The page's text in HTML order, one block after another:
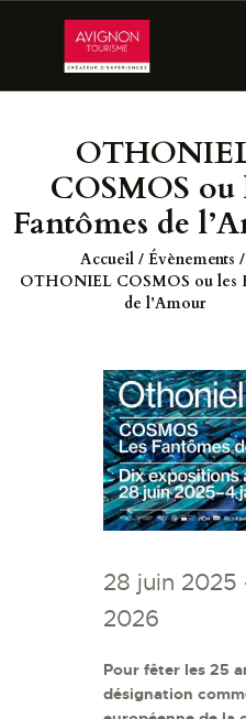
COSMOS ou
Fantômes de
Accueil
Évènements
OTHONIEL COSMOS ou les
de l’Amour
ACCUEIL
RÉSERVER
PRÉPARER
700 ANS
LES JARDINS
LES
PALAIS
AGENDA
28 juin 2025
2026
Pour fêter les 25
désignation